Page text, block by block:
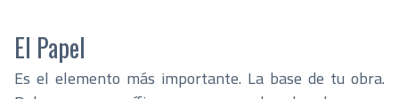
El Papel
Es el elemento más importante. La base de tu obra.